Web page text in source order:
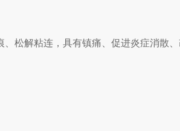
松解粘连，具有镇痛、促进炎症消散